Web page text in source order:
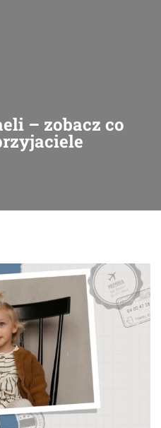
– zobacz co